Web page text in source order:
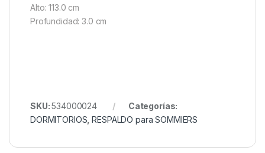
Alto: 113.0 cm
Profundidad: 3.0 cm
SKU:534000024
Categorías:
DORMITORIOS ,RESPALDO para SOMMIERS